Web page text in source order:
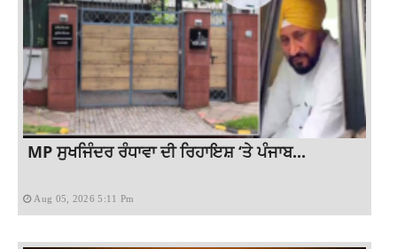
MP ਸੁਖਜਿੰਦਰ ਰੰਧਾਵਾ ਦੀ ਰਿਹਾਇਸ਼ ‘ਤੇ ਪੰਜਾਬ...
Aug 05, 2026 5:11 Pm